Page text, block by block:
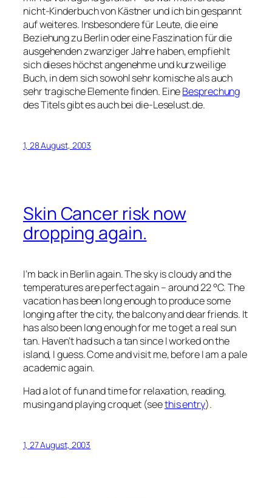
nicht-Kinderbuch von Kästner und ich bin gespannt
auf weiteres. Insbesondere für Leute, die eine
Beziehung zu Berlin oder eine Faszination für die
ausgehenden zwanziger Jahre haben, empfiehlt
sich dieses höchst angenehme und kurzweilige
Buch, in dem sich sowohl sehr komische als auch
sehr tragische Elemente finden. EineBesprechung
des Titels gibt es auch bei die-Leselust.de.
1, 28 August, 2003
Skin Cancer risk now
dropping again.
I’m back in Berlin again. The sky is cloudy and the
temperatures are perfect again – around 22 °C. The
vacation has been long enough to produce some
longing after the city, the balcony and dear friends. It
has also been long enough for me to get a real sun
tan. Haven’t had such a tan since I worked on the
island, I guess. Come and visit me, before I am a pale
academic again.
Had a lot of fun and time for relaxation, reading,
musing and playing croquet (seethis entry).
1, 27 August, 2003